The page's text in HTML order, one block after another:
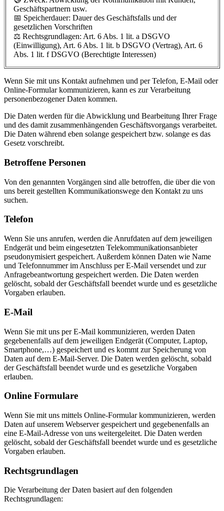
Geschäftspartnern usw.
📅 Speicherdauer: Dauer des Geschäftsfalls und der
gesetzlichen Vorschriften
⚖️ Rechtsgrundlagen: Art. 6 Abs. 1 lit. a DSGVO
(Einwilligung), Art. 6 Abs. 1 lit. b DSGVO (Vertrag), Art. 6
Abs. 1 lit. f DSGVO (Berechtigte Interessen)
Wenn Sie mit uns Kontakt aufnehmen und per Telefon, E-Mail oder
Online-Formular kommunizieren, kann es zur Verarbeitung
personenbezogener Daten kommen.
Die Daten werden für die Abwicklung und Bearbeitung Ihrer Frage
und des damit zusammenhängenden Geschäftsvorgangs verarbeitet.
Die Daten während eben solange gespeichert bzw. solange es das
Gesetz vorschreibt.
Betroffene Personen
Von den genannten Vorgängen sind alle betroffen, die über die von
uns bereit gestellten Kommunikationswege den Kontakt zu uns
suchen.
Telefon
Wenn Sie uns anrufen, werden die Anrufdaten auf dem jeweiligen
Endgerät und beim eingesetzten Telekommunikationsanbieter
pseudonymisiert gespeichert. Außerdem können Daten wie Name
und Telefonnummer im Anschluss per E-Mail versendet und zur
Anfragebeantwortung gespeichert werden. Die Daten werden
gelöscht, sobald der Geschäftsfall beendet wurde und es gesetzliche
Vorgaben erlauben.
E-Mail
Wenn Sie mit uns per E-Mail kommunizieren, werden Daten
gegebenenfalls auf dem jeweiligen Endgerät (Computer, Laptop,
Smartphone,…) gespeichert und es kommt zur Speicherung von
Daten auf dem E-Mail-Server. Die Daten werden gelöscht, sobald
der Geschäftsfall beendet wurde und es gesetzliche Vorgaben
erlauben.
Online Formulare
Wenn Sie mit uns mittels Online-Formular kommunizieren, werden
Daten auf unserem Webserver gespeichert und gegebenenfalls an
eine E-Mail-Adresse von uns weitergeleitet. Die Daten werden
gelöscht, sobald der Geschäftsfall beendet wurde und es gesetzliche
Vorgaben erlauben.
Rechtsgrundlagen
Die Verarbeitung der Daten basiert auf den folgenden
Rechtsgrundlagen: